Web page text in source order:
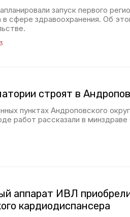
запуск первого
в сфере здравоохранения. Об
строят в
пунктах Андроповского
работ рассказали в минздраве
аппарат ИВЛ
кардиодиспансера